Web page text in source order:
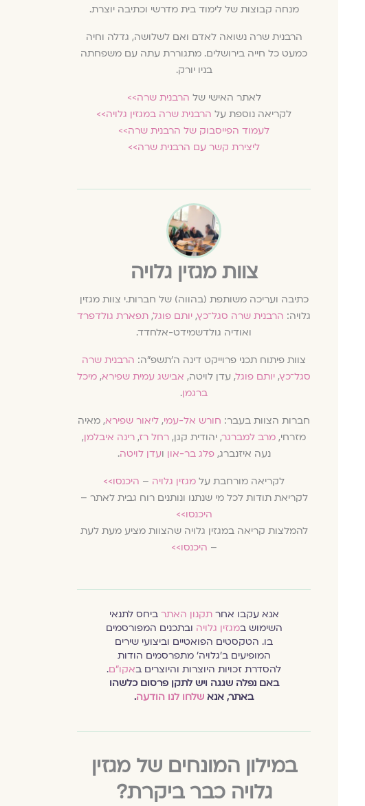
מנחה קבוצות של לימוד בית מדרשי וכתיבה יוצרת.
הרבנית שרה נשואה לאדם ואם לשלושה, גדלה וחיה
כמעט כל חייה בירושלים. מתגוררת עתה עם משפחתה
בניו יורק.
לאתר האישי של הרבנית שרה>>
לקריאה נוספת על הרבנית שרה במגזין גלויה>>
לעמוד הפייסבוק של הרבנית שרה>>
ליצירת קשר עם הרבנית שרה>>
צוות מגזין גלויה
כתיבה ועריכה משותפת (בהווה) של חברות.י צוות מגזין
גלויה: הרבנית שרה סגל־כץ, יותם פוגל, תפארת גולדפרד
ואודיה גולדשמידט-אלחדד.
צוות פיתוח תכני פרוייקט דינה ה׳תשפ״ה: הרבנית שרה
סגל־כץ, יותם פוגל, עדן לויטה, אבישג עמית שפירא, מיכל
ברגמן.
חברות הצוות בעבר: חורש אל-עמי, ליאור שפירא, מאיה
מזרחי, מרב למברגר, יהודית קגן, רחל רז, רינה איבלמן,
נעה איזנברג,פלג בר-און ועדן לויטה.
לקריאה מורחבת על מגזין גלויה – היכנסו>>
לקריאת תודות לכל מי שנתנו ונותנים רוח גבית לאתר –
היכנסו>>
להמלצות קריאה במגזין גלויה שהצוות מציע מעת לעת
– היכנסו>>
אנא עקבו אחרתקנון האתר ביחס לתנאי
השימוש במגזין גלויה ובתכנים המפורסמים
בו. הטקסטים הפואטיים וביצועי שירים
המופיעים ב׳גלויה׳ מתפרסמים הודות
להסדרת זכויות היוצרות והיוצרים באקו״ם.
באם נפלה שגגה ויש לתקן פרסום כלשהו
באתר, אנא שלחו לנו הודעה.
במילון המונחים של מגזין
גלויה כבר ביקרת?